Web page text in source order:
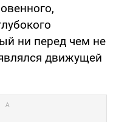
ни перед чем не
движущей